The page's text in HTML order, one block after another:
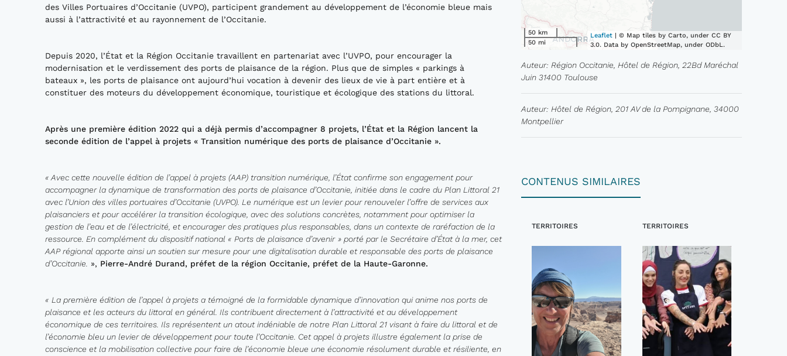
des Villes Portuaires d’Occitanie (UVPO), participent grandement au développement de l’économie bleue mais
aussi à l’attractivité et au rayonnement de l’Occitanie.
Depuis 2020, l’État et la Région Occitanie travaillent en partenariat avec l’UVPO, pour encourager la
modernisation et le verdissement des ports de plaisance de la région. Plus que de simples « parkings à
bateaux », les ports de plaisance ont aujourd’hui vocation à devenir des lieux de vie à part entière et à
constituer des moteurs du développement économique, touristique et écologique des stations du littoral.
Après une première édition 2022 qui a déjà permis d’accompagner 8 projets, l’État et la Région lancent la
seconde édition de l’appel à projets « Transition numérique des ports de plaisance d’Occitanie ».
« Avec cette nouvelle édition de l’appel à projets (AAP) transition numérique, l’État confirme son engagement pour
accompagner la dynamique de transformation des ports de plaisance d’Occitanie, initiée dans le cadre du Plan Littoral 21
avec l’Union des villes portuaires d’Occitanie (UVPO). Le numérique est un levier pour renouveler l’offre de services aux
plaisanciers et pour accélérer la transition écologique, avec des solutions concrètes, notamment pour optimiser la
gestion de l’eau et de l’électricité, et encourager des pratiques plus responsables, dans un contexte de raréfaction de la
ressource. En complément du dispositif national « Ports de plaisance d’avenir » porté par le Secrétaire d’Étatà la mer, cet
AAP régional apporte ainsi un soutien sur mesure pour une digitalisation durable et responsable des ports de plaisance
d’Occitanie. », Pierre-André Durand, préfet de la région Occitanie, préfet de la Haute-Garonne.
« La première édition de l’appel à projets a témoigné de la formidable dynamique d’innovation qui anime nos ports de
plaisance et les acteurs du littoral en général. Ils contribuent directement à l’attractivité et au développement
économique de ces territoires. Ils représentent un atout indéniable de notre Plan Littoral 21 visant à faire du littoral et de
l’économie bleu un levier de développement pour toute l’Occitanie. Cet appel à projets illustre égalementla prise de
conscience et la mobilisation collective pour faire de l’économie bleue une économie résolumentdurable et résiliente, en
50 km
50 mi
Leaflet | © Map tiles by Carto, under CC BY
3.0. Data by OpenStreetMap, under ODbL.
Auteur: Région Occitanie, Hôtel de Région, 22Bd Maréchal
Juin 31400 Toulouse
Auteur: Hôtel de Région, 201 AV de la Pompignane, 34000
Montpellier
CONTENUS SIMILAIRES
TERRITOIRES TERRITOIRES